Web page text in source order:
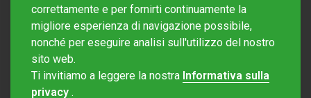
Editore Rotostampa SA
correttamente e per fornirti continuamente la
migliore esperienza di navigazione possibile,
nonché per eseguire analisi sull'utilizzo del nostro
sito web.
Ti invitiamo a leggere la nostra Informativa sulla
privacy .